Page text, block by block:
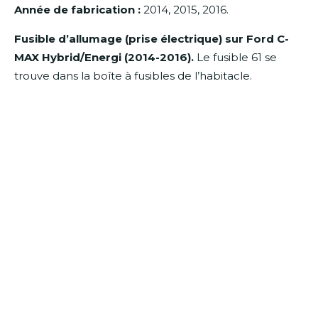
Année de fabrication : 2014, 2015, 2016.
Fusible d’allumage (prise électrique) sur Ford C-
MAX Hybrid/Energi (2014-2016). Le fusible 61 se
trouve dans la boîte à fusibles de l’habitacle.